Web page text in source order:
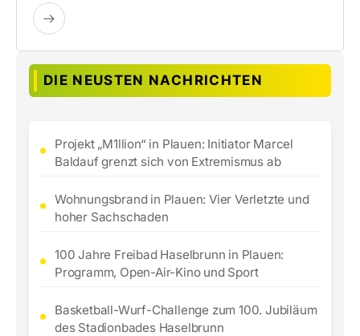
DIE NEUSTEN NACHRICHTEN
Projekt „M1llion“ in Plauen: Initiator Marcel
Baldauf grenzt sich von Extremismus ab
Wohnungsbrand in Plauen: Vier Verletzte und
hoher Sachschaden
100 Jahre Freibad Haselbrunn in Plauen:
Programm, Open-Air-Kino und Sport
Basketball-Wurf-Challenge zum 100. Jubiläum
des Stadionbades Haselbrunn